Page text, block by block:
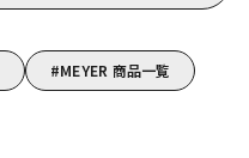
MEYER 商品一覧